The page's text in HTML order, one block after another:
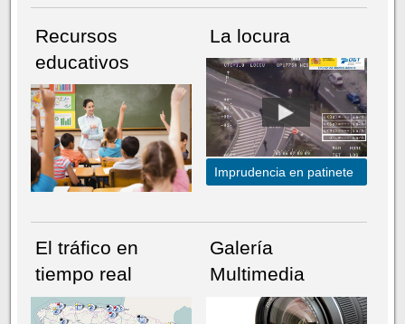
Recursos
educativos
La locura
Imprudencia en patinete
El tráfico en
tiempo real
Galería
Multimedia